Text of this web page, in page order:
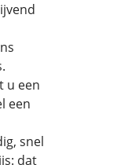
u een
een
snel
dat